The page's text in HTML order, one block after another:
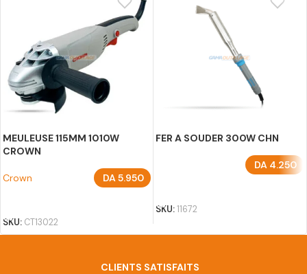
MEULEUSE 115MM 1010W
CROWN
Crown DA5.950
SKU: CT13022
FER A SOUDER 300W CHN
DA 4.250
SKU:11672
CLIENTS SATISFAITS